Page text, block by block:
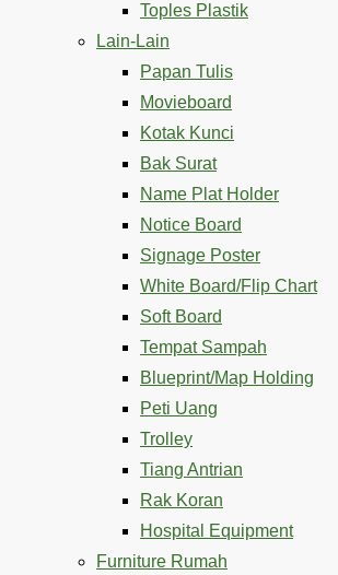
Toples Plastik
Lain-Lain
Papan Tulis
Movieboard
Kotak Kunci
Bak Surat
Name Plat Holder
Notice Board
Signage Poster
White Board/Flip Chart
Soft Board
Tempat Sampah
Blueprint/Map Holding
Peti Uang
Trolley
Tiang Antrian
Rak Koran
Hospital Equipment
Furniture Rumah